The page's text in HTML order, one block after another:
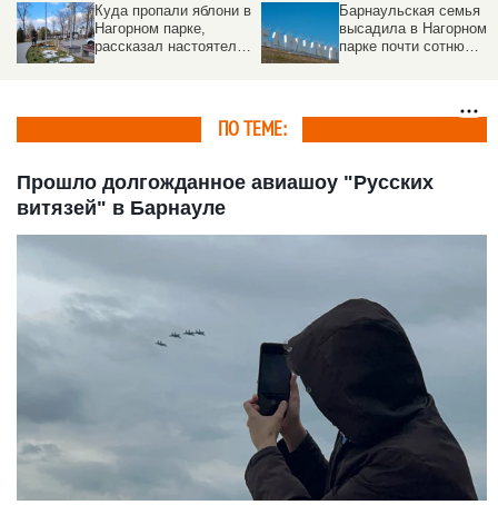
Куда пропали яблони в
Нагорном парке,
рассказал настоятель
Барнаульская семья
высадила в Нагорном
парке почти сотню
ПО ТЕМЕ:
Прошло долгожданное авиашоу "Русских
витязей" в Барнауле